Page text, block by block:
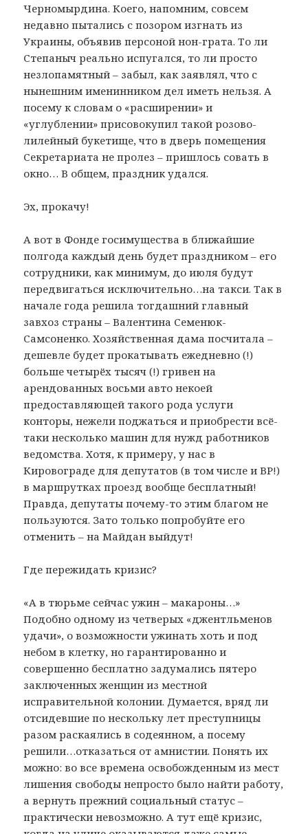
Черномырдина. Коего, напомним, совсем
недавно пытались с позором изгнать из
Украины, объявив персоной нон-грата. То ли
Степаныч реально испугался, то ли просто
незлопамятный – забыл, как заявлял, что с
нынешним именинником дел иметь нельзя. А
посему к словам о «расширении» и
«углублении» присовокупил такой розово-
лилейный букетище, что в дверь помещения
Секретариата не пролез – пришлось совать в
окно… В общем, праздник удался.
Эх, прокачу!
А вот в Фонде госимущества в ближайшие
полгода каждый день будет праздником – его
сотрудники, как минимум, до июля будут
передвигаться исключительно…на такси. Так в
начале года решила тогдашний главный
завхоз страны – Валентина Семенюк-
Самсоненко. Хозяйственная дама посчитала –
дешевле будет прокатывать ежедневно (!)
больше четырёх тысяч (!) гривен на
арендованных восьми авто некоей
предоставляющей такого рода услуги
конторы, нежели поджаться и приобрести всё-
таки несколько машин для нужд работников
ведомства. Хотя, к примеру, у нас в
Кировограде для депутатов (в том числе и ВР!)
в маршрутках проезд вообще бесплатный!
Правда, депутаты почему-то этим благом не
пользуются. Зато только попробуйте его
отменить – на Майдан выйдут!
Где пережидать кризис?
«А в тюрьме сейчас ужин – макароны…»
Подобно одному из четверых «джентльменов
удачи», о возможности ужинать хоть и под
небом в клетку, но гарантированно и
совершенно бесплатно задумались пятеро
заключенных женщин из местной
исправительной колонии. Думается, вряд ли
отсидевшие по нескольку лет преступницы
разом раскаялись в содеянном, а посему
решили…отказаться от амнистии. Понять их
можно: во все времена освобожденным из мест
лишения свободы непросто было найти работу,
а вернуть прежний социальный статус –
практически невозможно. А тут ещё кризис,